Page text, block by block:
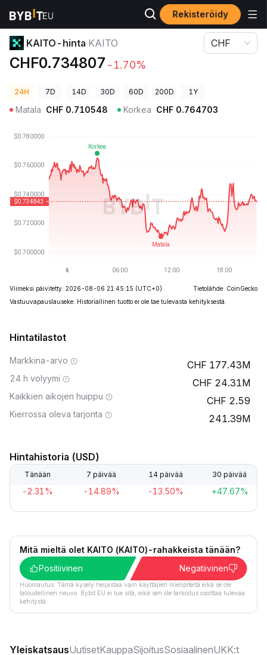
Rekisteröidy
Kryptohinnat
KAITO-hinta KAITO
CHF0.734807 -1.70%
CHF
24H 7D 14D 30D 60D 200D 1Y
Matala CHF 0.710548 Korkea CHF 0.764703
Viimeksi päivitetty: 2026-08-06 21:45:15 (UTC+0)
Tietolähde: CoinGecko
Vastuuvapauslauseke: Historiallinen tuotto ei ole tae tulevasta kehityksestä.
Hintatilastot
Markkina-arvo 177.43M
24 h volyymi 24.31M
Kaikkien aikojen huippu 2.59
Kierrossa oleva tarjonta 241.39M
Hintahistoria (USD)
Tänään 7 päivää 14 päivää 30 päivää
-2.31% -14.89% -13.50% +47.67%
Mitä mieltä olet KAITO (KAITO)-rahakkeista tänään?
Positiivinen
Negatiivinen
Huomautus: Tämä kysely heijastaa vain käyttäjien mielipiteitä eikä se ole
taloudellinen neuvo. Bybit EU ei tue sitä, eikä sen ole tarkoitus osoittaa tulevaa
kehitystä.
YleiskatsausUutisetKauppaSijoitusSosiaalinenUKK:t